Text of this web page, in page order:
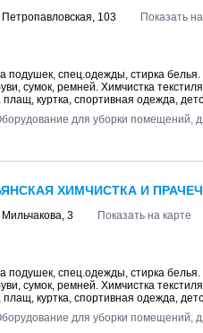
Петропавловская, 103
Показать
подушек, спец.одежды, стирка
сумок, ремней. Химчистка
плащ, куртка, спортивная одежда,
для уборки помещений,
ХИМЧИСТКА И
Мильчакова, 3
Показать на карте
подушек, спец.одежды, стирка
сумок, ремней. Химчистка
плащ, куртка, спортивная одежда,
для уборки помещений,